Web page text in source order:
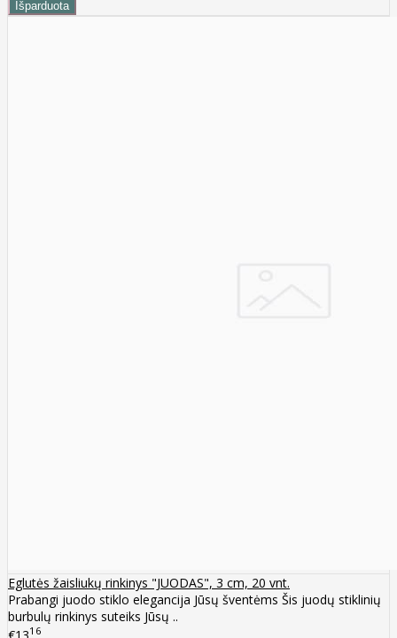
Eglutės žaisliukų rinkinys "JUODAS", 3 cm, 20 vnt.
Prabangi juodo stiklo elegancija Jūsų šventėms Šis juodų stiklinių
burbulų rinkinys suteiks Jūsų ..
16